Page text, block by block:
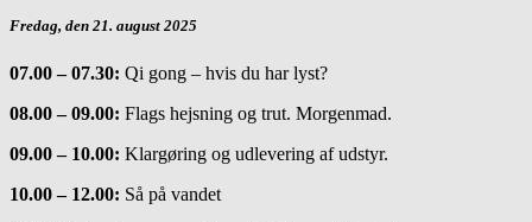
Fredag, den 21. august 2025
07.00 – 07.30: Qi gong – hvis du har lyst?
08.00 – 09.00: Flags hejsning og trut. Morgenmad.
09.00 – 10.00: Klargøring og udlevering af udstyr.
10.00 – 12.00: Så på vandet